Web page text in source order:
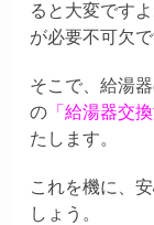
ると大変です
が必要不可欠で
そこで、給湯
の 「給湯器交
たします。
これを機に、
しょう。